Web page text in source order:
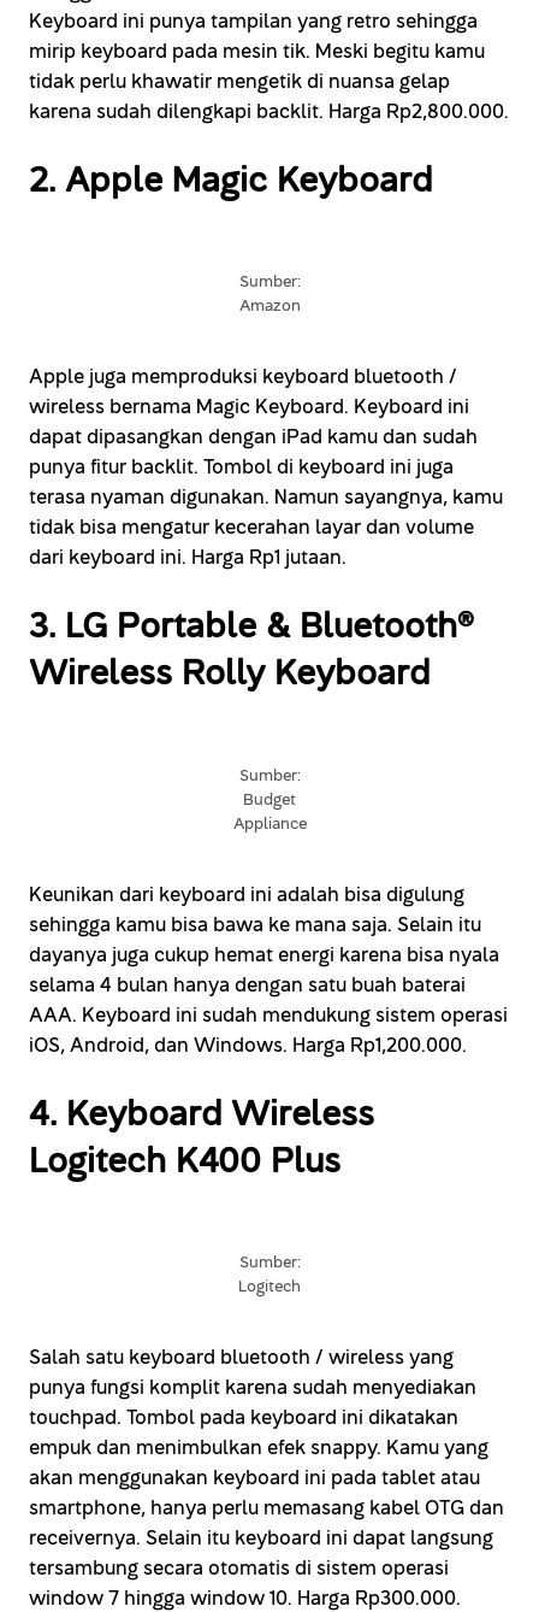
Keyboard ini punya tampilan yang retro sehingga
mirip keyboard pada mesin tik. Meski begitu kamu
tidak perlu khawatir mengetik di nuansa gelap
karena sudah dilengkapi backlit. Harga Rp2,800.000.
2. Apple Magic Keyboard
Sumber:
Amazon
Apple juga memproduksi keyboard bluetooth /
wireless bernama Magic Keyboard. Keyboard ini
dapat dipasangkan dengan iPad kamu dan sudah
punya fitur backlit. Tombol di keyboard ini juga
terasa nyaman digunakan. Namun sayangnya, kamu
tidak bisa mengatur kecerahan layar dan volume
dari keyboard ini. Harga Rp1 jutaan.
3. LG Portable & Bluetooth®
Wireless Rolly Keyboard
Sumber:
Budget
Appliance
Keunikan dari keyboard ini adalah bisa digulung
sehingga kamu bisa bawa ke mana saja. Selain itu
dayanya juga cukup hemat energi karena bisa nyala
selama 4 bulan hanya dengan satu buah baterai
AAA. Keyboard ini sudah mendukung sistem operasi
iOS, Android, dan Windows. Harga Rp1,200.000.
4. Keyboard Wireless
Logitech K400 Plus
Sumber:
Logitech
Salah satu keyboard bluetooth / wireless yang
punya fungsi komplit karena sudah menyediakan
touchpad. Tombol pada keyboard ini dikatakan
empuk dan menimbulkan efek snappy. Kamu yang
akan menggunakan keyboard ini pada tablet atau
smartphone, hanya perlu memasang kabel OTG dan
receivernya. Selain itu keyboard ini dapat langsung
tersambung secara otomatis di sistem operasi
window 7 hingga window 10. Harga Rp300.000.